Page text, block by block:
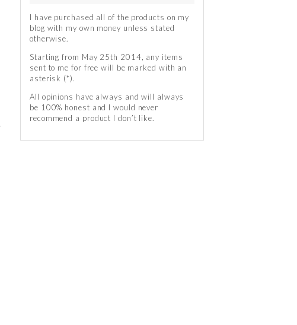
I have purchased all of the products on my
blog with my own money unless stated
otherwise.
Starting from May 25th 2014, any items
sent to me for free will be marked with an
asterisk (*).
All opinions have always and will always
be 100% honest and I would never
recommend a product I don’t like.